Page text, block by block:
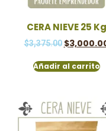
CERA NIEVE 25 Kg
$3,375.00 $
Añadir al carrito